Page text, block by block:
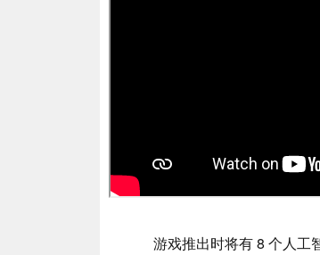
游戏推出时将有 8 个人工